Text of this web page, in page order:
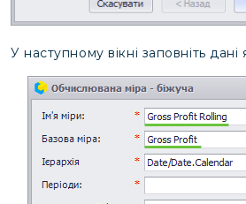
У наступному вікні заповніть